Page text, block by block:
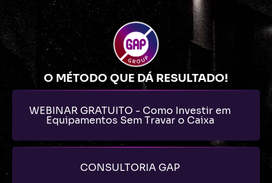
O MÉTODO QUE DÁ RESULTADO!
WEBINAR GRATUITO - Como Investir em
Equipamentos Sem Travar o Caixa
CONSULTORIA GAP